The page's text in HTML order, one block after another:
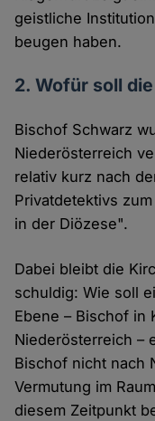
geistliche
beugen haben.
2. Wofür soll
Bischof Schwarz
Niederösterreich
relativ kurz nach
Privatdetektivs
in der Diözese".
Dabei bleibt die
schuldig: Wie soll
Ebene – Bischof in
Niederösterreich –
Bischof nicht nach
Vermutung im
diesem Zeitpunkt